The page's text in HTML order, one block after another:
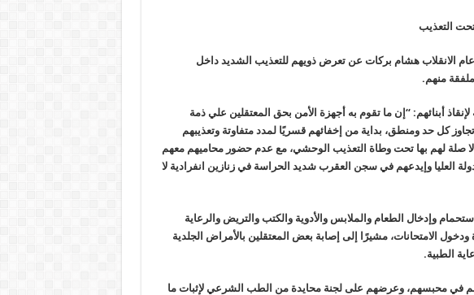
تحت التعذيب
الانقلاب هشام بركات عن تعرض ذويهم للتعذيب الشديد داخل
منهم.
أبنائهم: “إن ما تقوم به أجهزة الأمن بحق المعتقلين علي ذمة
تجاوز كل حد ومنطق، بداية من إخفائهم قسريًا لمدد متفاوتة وتعذيبهم
لا صلة لهم بها تحت وطاة التعذيب الوحشي، مع عدم حضور محاميهم معهم
العليا وإيدعهم في سجن العقرب شديد الحراسة في زنازين انفرادية لا
وإدخال الطعام والملابس والأدوية والكتب والتريض والرعاية
الامتحانات، مشيرًا إلى إصابة بعض المعتقلين بالأمراض الجلدية
الطبية.
في محبسهم، وعرضهم على لجنة محايدة من الطب الشرعي لإثبات ما